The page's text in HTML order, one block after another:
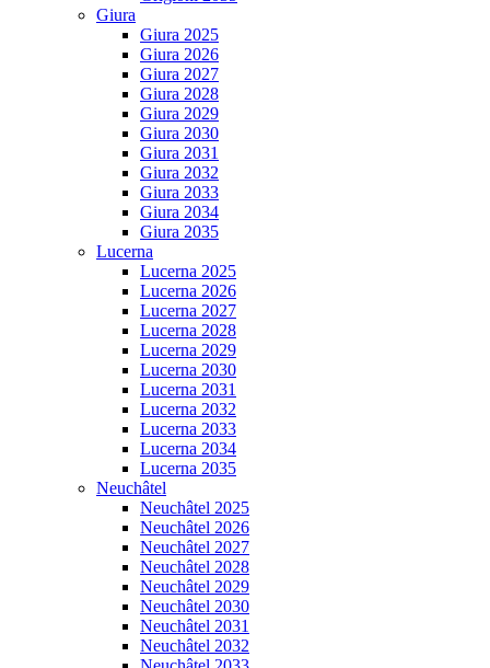
Giura
Giura 2025
Giura 2026
Giura 2027
Giura 2028
Giura 2029
Giura 2030
Giura 2031
Giura 2032
Giura 2033
Giura 2034
Giura 2035
Lucerna
Lucerna 2025
Lucerna 2026
Lucerna 2027
Lucerna 2028
Lucerna 2029
Lucerna 2030
Lucerna 2031
Lucerna 2032
Lucerna 2033
Lucerna 2034
Lucerna 2035
Neuchâtel
Neuchâtel 2025
Neuchâtel 2026
Neuchâtel 2027
Neuchâtel 2028
Neuchâtel 2029
Neuchâtel 2030
Neuchâtel 2031
Neuchâtel 2032